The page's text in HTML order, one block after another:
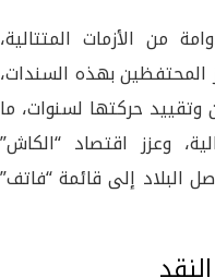
من الأزمات المتتالية،
المحتفظين بهذه السندات،
وتقييد حركتها لسنوات، ما
وعزز اقتصاد “الكاش”
البلاد إلى قائمة “فاتف”